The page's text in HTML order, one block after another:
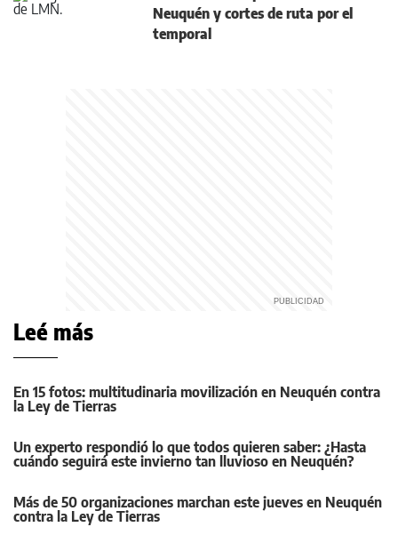
Neuquén y cortes de ruta por el
temporal
Leé más
En 15 fotos: multitudinaria movilización en Neuquén contra
la Ley de Tierras
Un experto respondió lo que todos quieren saber: ¿Hasta
cuándo seguirá este invierno tan lluvioso en Neuquén?
Más de 50 organizaciones marchan este jueves en Neuquén
contra la Ley de Tierras